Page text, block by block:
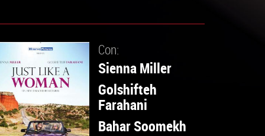
Con:
Sienna Miller
Golshifteh
Farahani
Bahar Soomekh